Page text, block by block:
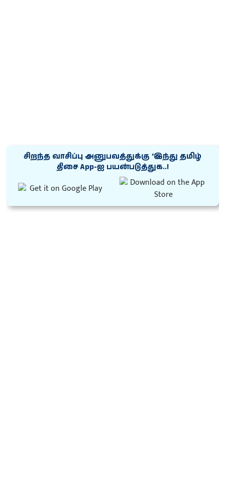
சிறந்த வாசிப்பு அனுபவத்துக்கு ‘இந்து தமிழ்
திசை App-ஐ பயன்படுத்துக..!